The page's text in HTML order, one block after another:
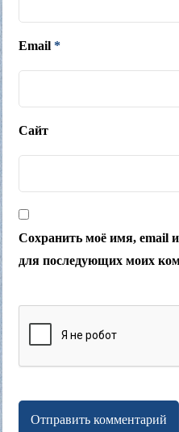
Email *
Сайт
Сохранить моё имя, email и
для последующих моих